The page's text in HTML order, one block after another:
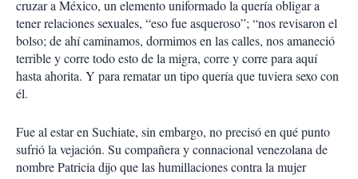
cruzar a México, un elemento uniformado la quería obligar a
tener relaciones sexuales, “eso fue asqueroso”; “nos revisaron el
bolso; de ahí caminamos, dormimos en las calles, nos amaneció
terrible y corre todo esto de la migra, corre y corre para aquí
hasta ahorita. Y para rematar un tipo quería que tuviera sexo con
él.
Fue al estar en Suchiate, sin embargo, no precisó en qué punto
sufrió la vejación. Su compañera y connacional venezolana de
nombre Patricia dijo que las humillaciones contra la mujer